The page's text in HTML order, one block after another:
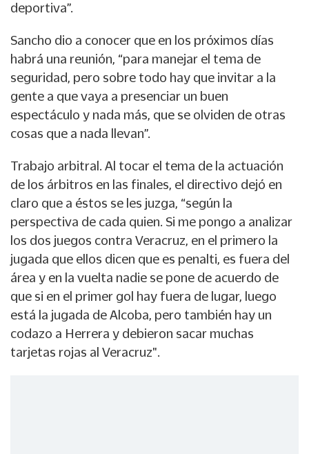
deportiva”.
Sancho dio a conocer que en los próximos días
habrá una reunión, “para manejar el tema de
seguridad, pero sobre todo hay que invitar a la
gente a que vaya a presenciar un buen
espectáculo y nada más, que se olviden de otras
cosas que a nada llevan”.
Trabajo arbitral. Al tocar el tema de la actuación
de los árbitros en las finales, el directivo dejó en
claro que a éstos se les juzga, “según la
perspectiva de cada quien. Si me pongo a analizar
los dos juegos contra Veracruz, en el primero la
jugada que ellos dicen que es penalti, es fuera del
área y en la vuelta nadie se pone de acuerdo de
que si en el primer gol hay fuera de lugar, luego
está la jugada de Alcoba, pero también hay un
codazo a Herrera y debieron sacar muchas
tarjetas rojas al Veracruz".